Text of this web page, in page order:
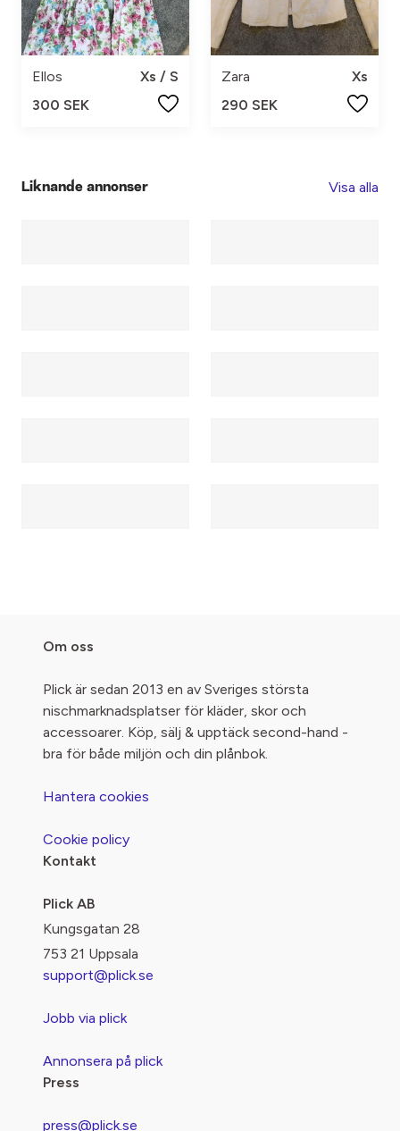
Ellos
Xs / S
300 SEK
Zara
Xs
290 SEK
Liknande annonser Visa alla
Om oss
Plick är sedan 2013 en av Sveriges största
nischmarknadsplatser för kläder, skor och
accessoarer. Köp, sälj & upptäck second-hand -
bra för både miljön och din plånbok.
Hantera cookies
Cookie policy
Kontakt
Plick AB
Kungsgatan 28
753 21 Uppsala
support@plick.se
Jobb via plick
Annonsera på plick
Press
press@plick.se